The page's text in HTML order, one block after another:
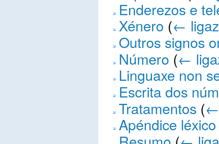
Enderezos e
Xénero (←
Outros signos
Número (←
Linguaxe non
Escrita dos
Tratamentos (←
Apéndice léxico